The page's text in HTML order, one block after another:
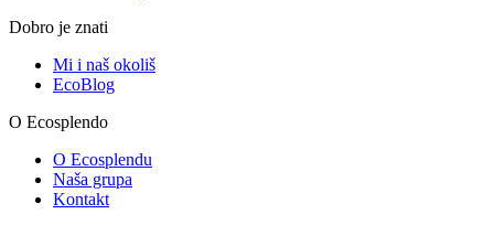
Dobro je znati
Mi i naš okoliš
EcoBlog
O Ecosplendo
O Ecosplendu
Naša grupa
Kontakt